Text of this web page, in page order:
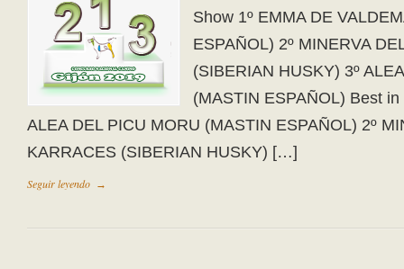
Show 1º EMMA DE
ESPAÑOL) 2º MINERVA
(SIBERIAN HUSKY) 3º
(MASTIN ESPAÑOL) Best
ALEA DEL PICU MORU (MASTIN ESPAÑOL) 2º
KARRACES (SIBERIAN HUSKY) […]
Seguir leyendo →